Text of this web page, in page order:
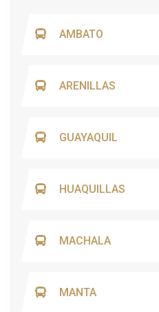
AMBATO
ARENILLAS
GUAYAQUIL
HUAQUILLAS
MACHALA
MANTA